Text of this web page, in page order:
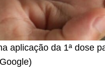
aplicação da 1ª dose